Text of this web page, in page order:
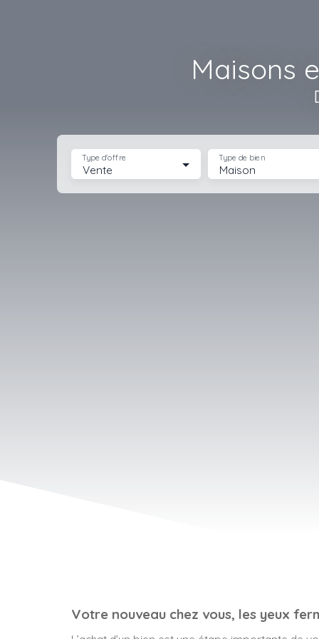
Maisons
Vente
Type d'offre
Maison
Type de bien
Votre nouveau chez vous, les yeux